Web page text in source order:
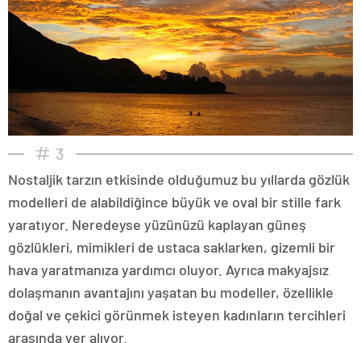
3
Nostaljik tarzın etkisinde olduğumuz bu yıllarda gözlük
modelleri de alabildiğince büyük ve oval bir stille fark
yaratıyor. Neredeyse yüzünüzü kaplayan güneş
gözlükleri, mimikleri de ustaca saklarken, gizemli bir
hava yaratmanıza yardımcı oluyor. Ayrıca makyajsız
dolaşmanın avantajını yaşatan bu modeller, özellikle
doğal ve çekici görünmek isteyen kadınların tercihleri
arasında yer alıyor.